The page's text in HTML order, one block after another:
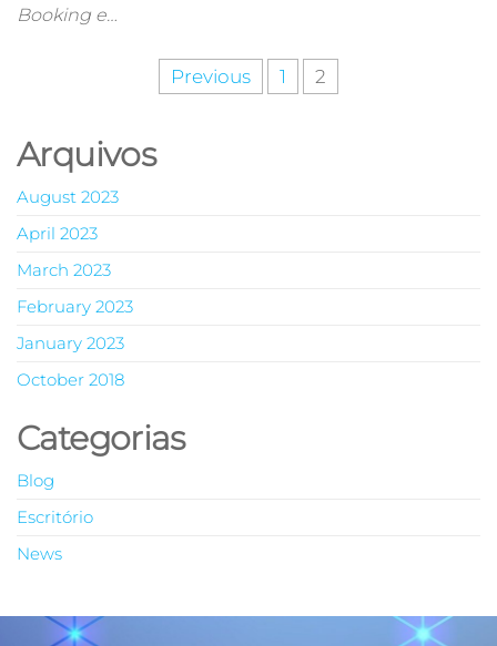
Booking e…
Previous 1 2
Arquivos
August 2023
April 2023
March 2023
February 2023
January 2023
October 2018
Categorias
Blog
Escritório
News